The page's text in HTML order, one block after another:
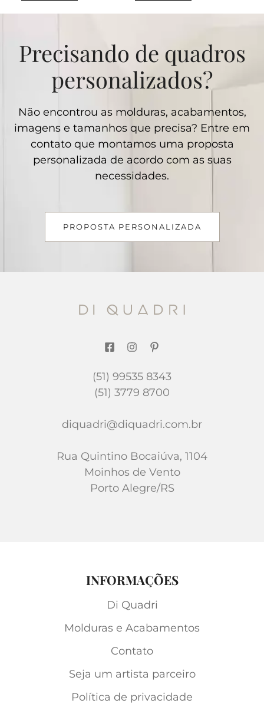
Precisando de quadros
personalizados?
Não encontrou as molduras, acabamentos,
imagens e tamanhos que precisa? Entre em
contato que montamos uma proposta
personalizada de acordo com as suas
necessidades.
PROPOSTA PERSONALIZADA
(51) 99535 8343
(51) 3779 8700
diquadri@diquadri.com.br
Rua Quintino Bocaiúva, 1104
Moinhos de Vento
Porto Alegre/RS
INFORMAÇÕES
Di Quadri
Molduras e Acabamentos
Contato
Seja um artista parceiro
Política de privacidade